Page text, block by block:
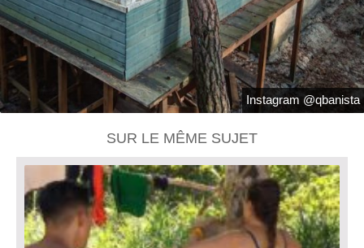
Instagram @qbanista
SUR LE MÊME SUJET